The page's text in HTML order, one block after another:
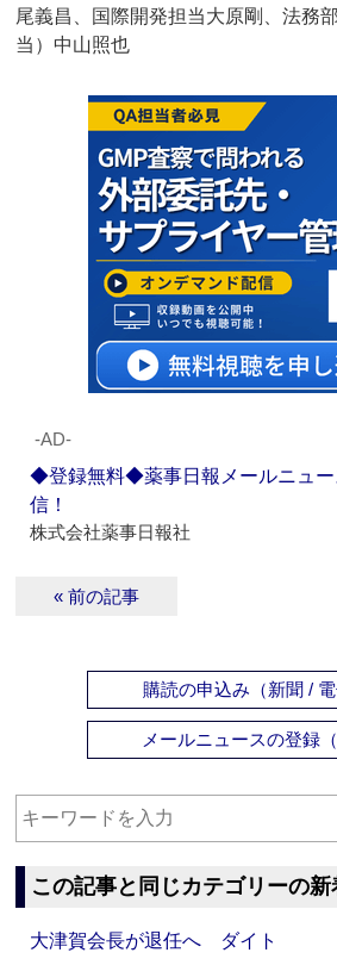
尾義昌、国際開発担当大原剛、法務
当）中山照也
‐AD‐
◆登録無料◆薬事日報メールニュ
信！
株式会社薬事日報社
« 前の記事
購読の申込み（新聞 / 電
メールニュースの登録（
この記事と同じカテゴリーの新
大津賀会長が退任へ ダイト